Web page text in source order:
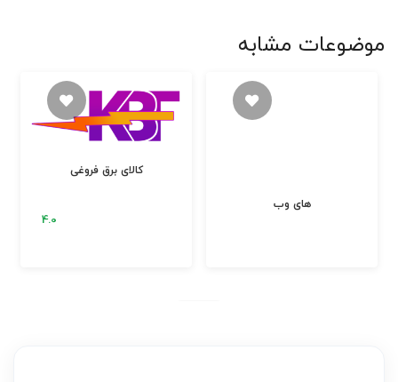
موضوعات مشابه
کالای برق فروغی
های وب